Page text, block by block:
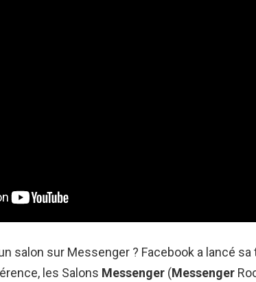
salon sur Messenger ? Facebook a lancé
les Salons Messenger (Messenger